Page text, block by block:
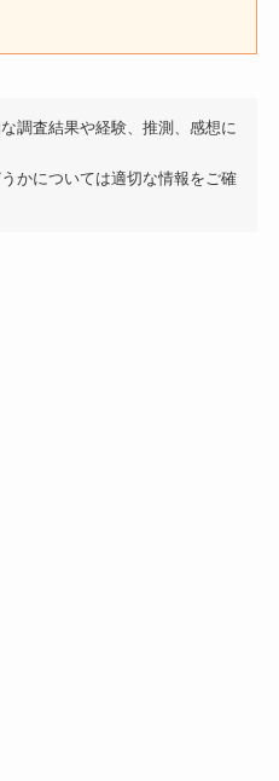
調査結果や経験、推測、感想に
かについては適切な情報をご確